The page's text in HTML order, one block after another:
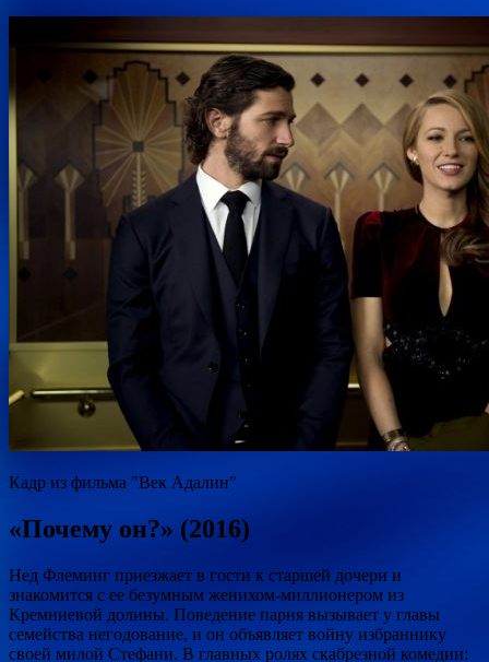
Кадр из фильма "Век Адалин"
«Почему он?» (2016)
Нед Флеминг приезжает в гости к старшей дочери и
знакомится с ее безумным женихом-миллионером из
Кремниевой долины. Поведение парня вызывает у главы
семейства негодование, и он объявляет войну избраннику
своей милой Стефани. В главных ролях скабрезной комедии: